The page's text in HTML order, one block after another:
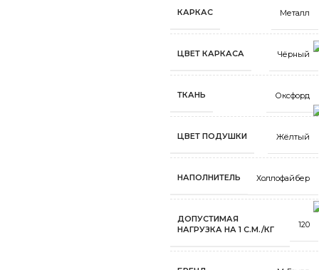
КАРКАС Металл
ЦВЕТ КАРКАСА Чёрный
ТКАНЬ Оксфорд
ЦВЕТ ПОДУШКИ Жёлтый
НАПОЛНИТЕЛЬ Холлофайбер
ДОПУСТИМАЯ
НАГРУЗКА НА 1 С.М./КГ
120